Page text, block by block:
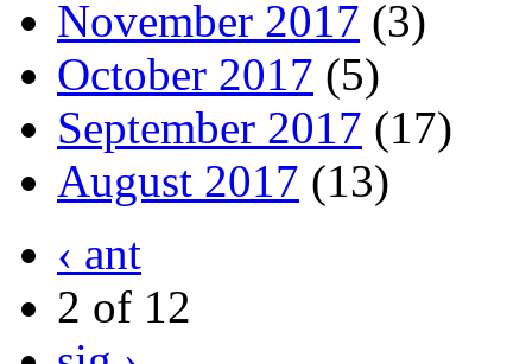
November 2017 (3)
October 2017 (5)
September 2017 (17)
August 2017 (13)
‹ ant
2 of 12